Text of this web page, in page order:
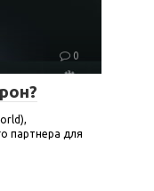
0
партнера для